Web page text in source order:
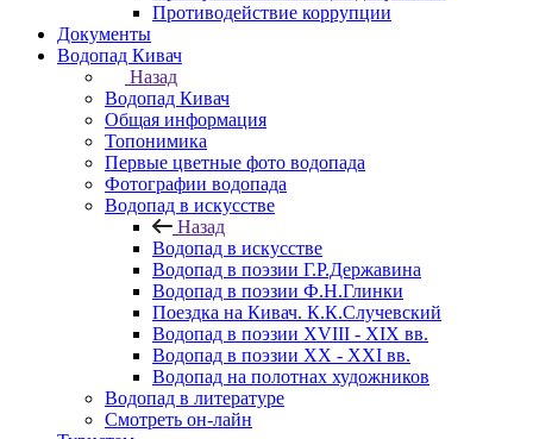
Противодействие коррупции
Документы
Водопад Кивач
Назад
Водопад Кивач
Общая информация
Топонимика
Первые цветные фото водопада
Фотографии водопада
Водопад в искусстве
Назад
Водопад в искусстве
Водопад в поэзии Г.Р.Державина
Водопад в поэзии Ф.Н.Глинки
Поездка на Кивач. К.К.Случевский
Водопад в поэзии XVIII - XIX вв.
Водопад в поэзии XX - XXI вв.
Водопад на полотнах художников
Водопад в литературе
Смотреть он-лайн